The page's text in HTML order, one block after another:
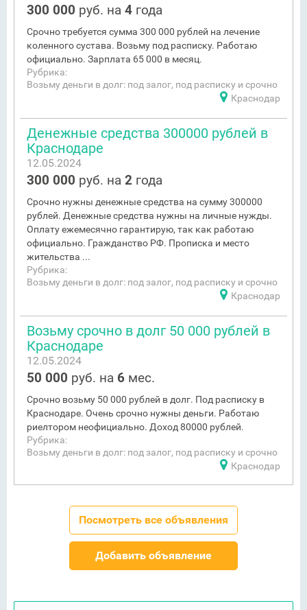
300 000 руб. на 4 года
Срочно требуется сумма 300 000 рублей на лечение
коленного сустава. Возьму под расписку. Работаю
официально. Зарплата 65 000 в месяц.
Рубрика:
Возьму деньги в долг: под залог, под расписку и срочно
Краснодар
Денежные средства 300000 рублей в
Краснодаре
12.05.2024
300 000 руб. на 2 года
Срочно нужны денежные средства на сумму 300000
рублей. Денежные средства нужны на личные нужды.
Оплату ежемесячно гарантирую, так как работаю
официально. Гражданство РФ. Прописка и место
жительства ...
Рубрика:
Возьму деньги в долг: под залог, под расписку и срочно
Краснодар
Возьму срочно в долг 50 000 рублей в
Краснодаре
12.05.2024
50 000 руб. на 6 мес.
Срочно возьму 50 000 рублей в долг. Под расписку в
Краснодаре. Очень срочно нужны деньги. Работаю
риелтором неофициально. Доход 80000 рублей.
Рубрика:
Возьму деньги в долг: под залог, под расписку и срочно
Краснодар
Посмотреть все объявления
Добавить объявление